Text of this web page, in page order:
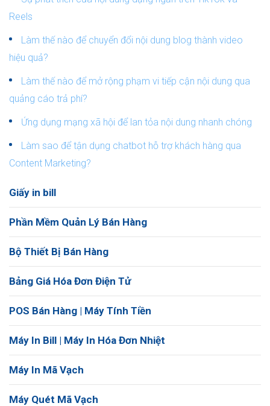
Reels
Làm thế nào để chuyển đổi nội dung blog thành video
hiệu quả?
Làm thế nào để mở rộng phạm vi tiếp cận nội dung qua
quảng cáo trả phí?
Ứng dụng mạng xã hội để lan tỏa nội dung nhanh chóng
Làm sao để tận dụng chatbot hỗ trợ khách hàng qua
Content Marketing?
Giấy in bill
Phần Mềm Quản Lý Bán Hàng
Bộ Thiết Bị Bán Hàng
Bảng Giá Hóa Đơn Điện Tử
POS Bán Hàng | Máy Tính Tiền
Máy In Bill | Máy In Hóa Đơn Nhiệt
Máy In Mã Vạch
Máy Quét Mã Vạch